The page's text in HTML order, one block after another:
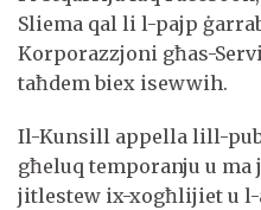
Sliema qal li l-pajp
Korporazzjoni għas-
taħdem biex isewwih.
Il-Kunsill appella lill-
għeluq temporanju u
jitlestew ix-xogħlijiet u